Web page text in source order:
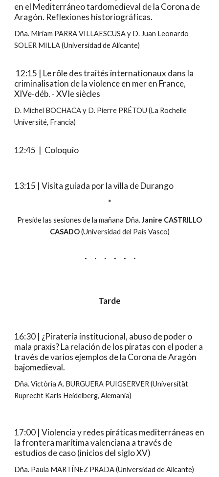
en el Mediterráneo tardomedieval de la Corona de
Aragón. Reflexiones historiográficas.
Dña. Miriam PARRA VILLAESCUSA y D. Juan Leonardo
SOLER MILLA (Universidad de Alicante)
12:15 | Le rôle des traités internationaux dans la
criminalisation de la violence en mer en France,
XIVe-déb. - XVIe siècles
D. Michel BOCHACA y D. Pierre PRÉTOU (La Rochelle
Université, Francia)
12:45 | Coloquio
13:15 | Visita guiada por la villa de Durango
*
Preside las sesiones de la mañana Dña.Janire CASTRILLO
CASADO(Universidad del País Vasco)
· · · · · ·
Tarde
16:30 | ¿Piratería institucional, abuso de poder o
mala praxis? La relación de los piratas con el poder a
través de varios ejemplos de la Corona de Aragón
bajomedieval.
Dña. Victòria A. BURGUERA PUIGSERVER (Universität
Ruprecht Karls Heidelberg, Alemania)
17:00 | Violencia y redes piráticas mediterráneas en
la frontera marítima valenciana a través de
estudios de caso (inicios del siglo XV)
Dña. Paula MARTÍNEZ PRADA (Universidad de Alicante)